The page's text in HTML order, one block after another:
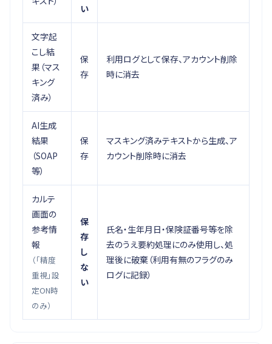
い
文字起
こし結
果（マス
キング
済み）
保
存
利用ログとして保存、アカウント削除
時に消去
AI生成
結果
（SOAP
等）
保
存
マスキング済みテキストから生成、ア
カウント削除時に消去
カルテ
画面の
参考情
報
（「精度
重視」設
定ON時
のみ）
保
存
し
な
い
氏名・生年月日・保険証番号等を除
去のうえ要約処理にのみ使用し、処
理後に破棄（利用有無のフラグのみ
ログに記録）